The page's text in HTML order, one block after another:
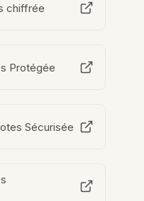
chiffrée
Protégée
Sécurisée